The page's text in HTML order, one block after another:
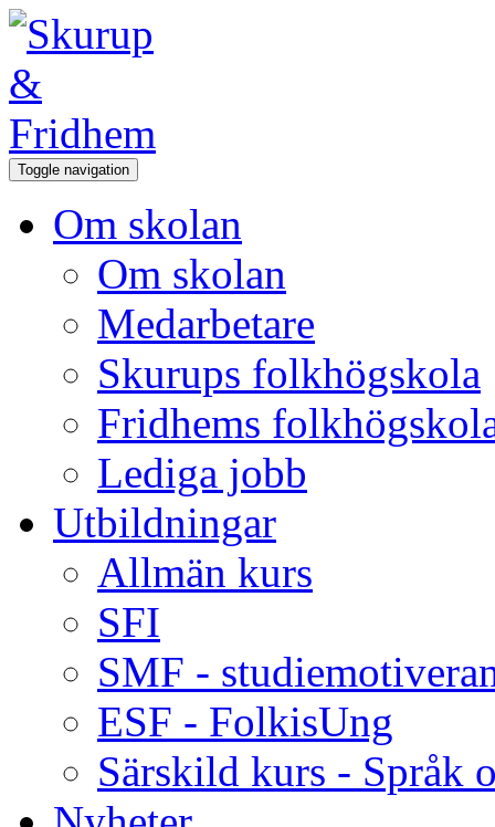
Toggle navigation
Om skolan
Om skolan
Medarbetare
Skurups folkhögskola
Fridhems
Lediga jobb
Utbildningar
Allmän kurs
SFI
SMF -
ESF - FolkisUng
Särskild kurs - Språk